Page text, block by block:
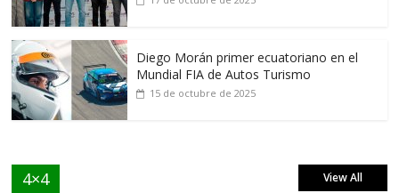
Diego Morán primer ecuatoriano en el
Mundial FIA de Autos Turismo
15 de octubre de 2025
4×4 View All